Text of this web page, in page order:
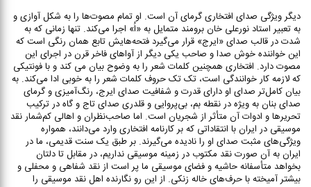
دیگر ویژگی صدای افتخاری گرمای آن است. او تمام مصوت‌ها را به شکل آوازی و
به تعبیر استاد نورعلی خان برومند متمایل به «اُ» اجرا می‌کند. تنها زمانی که به
شدت در قالب صدای «ایرج» قرار می‌گیرد فتحه‌هایش تابع همان رنگی است که
این خواننده خوش صدا و صاحب یکی دیگر از آواهای فاخر قرن در اجرای این
مصوت دارد. افتخاری همچنین کلمات شعر را به وضوح بیان می کند و با فونتیکی
که لازمه کار خوانندگی است، تک تک حروف کلمات شعر را به خوبی ادا می‌کند. به
بیان کامل‌تر صدای او دارای قدرت و شفافیت صدای ایرج، رنگ‌آمیزی و گرمای
صدای بنان به ویژه در نقطه بم، بی‌پروایی و قلدری صدای تاج و گاه در ترکیب
تحریرها و ادوات آن متأثر از شجریان است. اما صاحب‌نظران و اهالی کم‌شمار نقد
موسیقی در ایران با انتقاداتی که بر کارنامه افتخاری وارد می‌دانند، همواره
ویژگی‌های مثبت صدای او را نادیده می‌گیرند. بر طبق یک سنت قدیمی، ما در
ایران به آن صورت نقد مکتوب در زمینه موسیقی نداریم، در مقابل تا دلتان
بخواهد متأسفانه حاشیه و فضای موسیقی ما پر است از نقد شفاهی و محفلی و
بیشتر آمیخته با حرف‌های خاله زنکی. از این رو نگارنده اهل نقد موسیقی را